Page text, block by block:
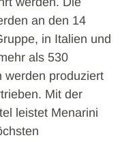
an den 14
in Italien und
als 530
werden produziert
Mit der
leistet Menarini